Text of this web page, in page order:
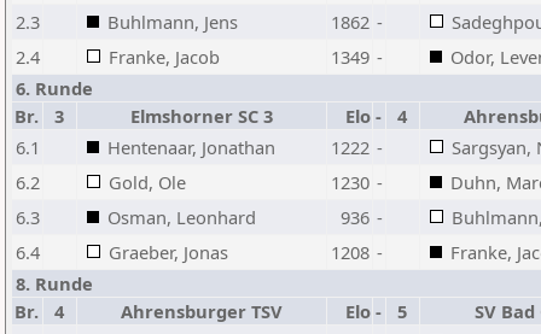
2.3
Buhlmann, Jens 1862 -
2.4
Franke, Jacob 1349 -
Odor,
6. Runde
Br.
3 Elmshorner SC 3 Elo - 4
6.1
Hentenaar, Jonathan 1222 -
Sargsyan,
6.2
Gold, Ole 1230 -
Duhn,
6.3
Osman, Leonhard 936 -
6.4
Graeber, Jonas 1208 -
Franke,
8. Runde
Br.
4 Ahrensburger TSV Elo - 5
SV